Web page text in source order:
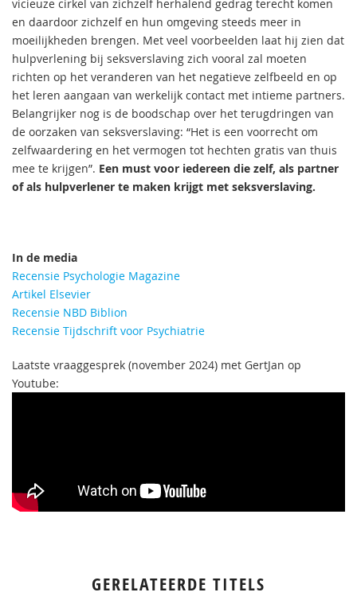
vicieuze cirkel van zichzelf herhalend gedrag terecht komen
en daardoor zichzelf en hun omgeving steeds meer in
moeilijkheden brengen. Met veel voorbeelden laat hij zien dat
hulpverlening bij seksverslaving zich vooral zal moeten
richten op het veranderen van het negatieve zelfbeeld en op
het leren aangaan van werkelijk contact met intieme partners.
Belangrijker nog is de boodschap over het terugdringen van
de oorzaken van seksverslaving: “Het is een voorrecht om
zelfwaardering en het vermogen tot hechten gratis van thuis
mee te krijgen”. Een must voor iedereen die zelf, als partner
of als hulpverlener te maken krijgt met seksverslaving.
In de media
Recensie Psychologie Magazine
Artikel Elsevier
Recensie NBD Biblion
Recensie Tijdschrift voor Psychiatrie
Laatste vraaggesprek (november 2024) met GertJan op
Youtube:
GERELATEERDE TITELS